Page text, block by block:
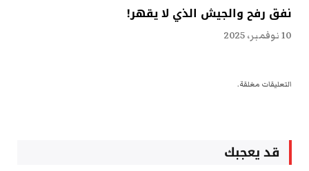
نفق رفح والجيش الذي لا يقهر!
10 نوفمبر، 2025
التعليقات مغلقة.
قد يعجبك